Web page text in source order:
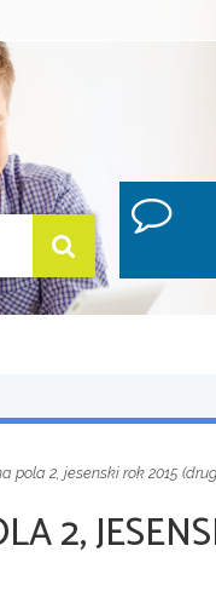
pola 2, jesenski rok 2015
2,